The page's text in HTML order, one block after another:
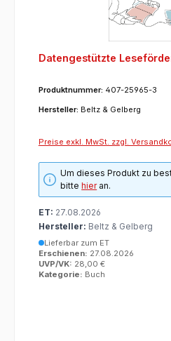
Datengestützte
Produktnummer: 407-25965-3
Hersteller: Beltz & Gelberg
Preise exkl. MwSt. zzgl.
Um dieses Produkt zu
bittehieran.
ET: 27.08.2026
Hersteller: Beltz & Gelberg
Lieferbar zum ET
Erschienen: 27.08.2026
UVP/VK: 28,00 €
Kategorie: Buch